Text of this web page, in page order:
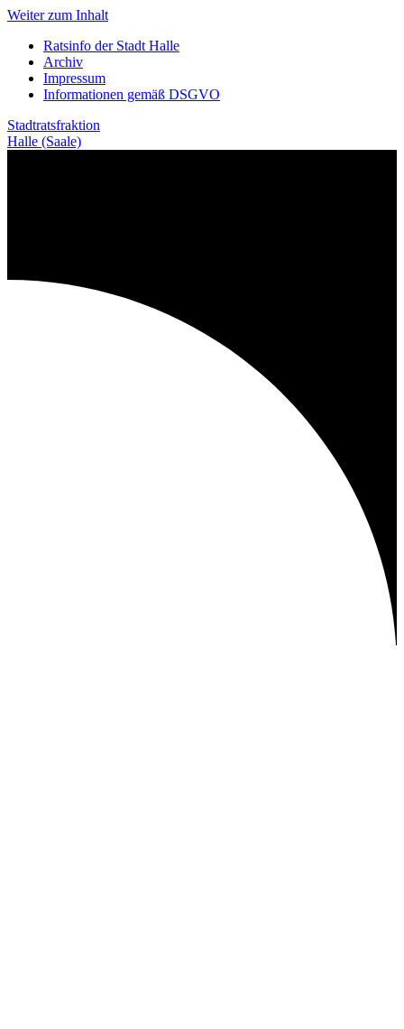
Weiter zum Inhalt
Ratsinfo der Stadt Halle
Archiv
Impressum
Informationen gemäß DSGVO
Stadtratsfraktion
Halle (Saale)